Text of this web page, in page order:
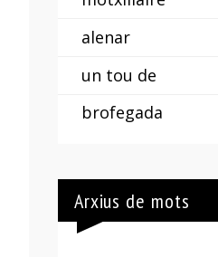
alenar
un tou de
brofegada
Arxius de mots